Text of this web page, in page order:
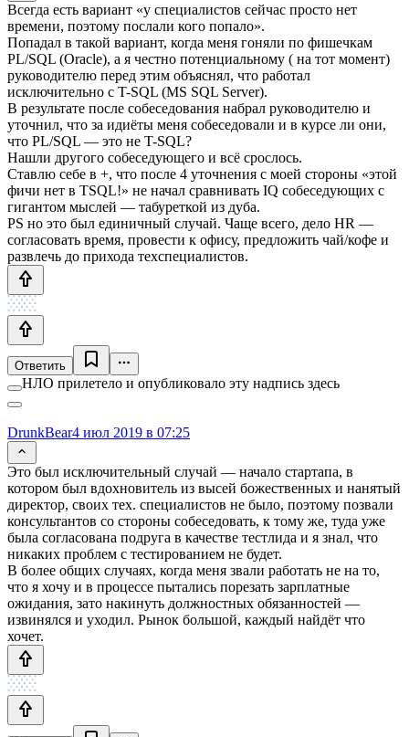
Всегда есть вариант «у специалистов сейчас просто нет
времени, поэтому послали кого попало».
Попадал в такой вариант, когда меня гоняли по фишечкам
PL/SQL (Oracle), а я честно потенциальному ( на тот момент)
руководителю перед этим объяснял, что работал
исключительно с T-SQL (MS SQL Server).
В результате после собеседования набрал руководителю и
уточнил, что за идиёты меня собеседовали и в курсе ли они,
что PL/SQL — это не T-SQL?
Нашли другого собеседующего и всё срослось.
Ставлю себе в +, что после 4 уточнения с моей стороны «этой
фичи нет в TSQL!» не начал сравнивать IQ собеседующих с
гигантом мыслей — табуреткой из дуба.
PS но это был единичный случай. Чаще всего, дело HR —
согласовать время, провести к офису, предложить чай/кофе и
развлечь до прихода техспециалистов.
Ответить
НЛО прилетело и опубликовало эту надпись здесь
DrunkBear4 июл 2019 в 07:25
Это был исключительный случай — начало стартапа, в
котором был вдохновитель из высей божественных и нанятый
директор, своих тех. специалистов не было, поэтому позвали
консультантов со стороны собеседовать, к тому же, туда уже
была согласована подруга в качестве тестлида и я знал, что
никаких проблем с тестированием не будет.
В более общих случаях, когда меня звали работать не на то,
что я хочу и в процессе пытались порезать зарплатные
ожидания, зато накинуть должностных обязанностей —
извинялся и уходил. Рынок большой, каждый найдёт что
хочет.